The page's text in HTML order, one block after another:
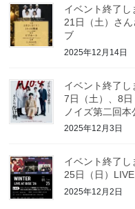
イベント終了
21日（土）さ
ブ
2025年12月14日
イベント終了
7日（土）、8
ノイズ第二回本
2025年12月3日
イベント終了
25日（日）
2025年12月2日